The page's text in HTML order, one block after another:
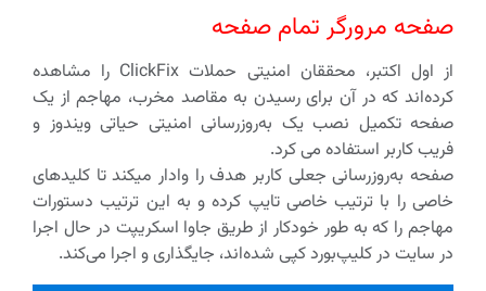
صفحه مرورگر تمام صفحه
از اول اکتبر، محققان امنیتی حملات ClickFix را مشاهده
کرده‌اند که در آن برای رسیدن به مقاصد مخرب، مهاجم از یک
صفحه تکمیل نصب یک به‌روزرسانی امنیتی حیاتی ویندوز و
فریب کاربر استفاده می کرد.
صفحه به‌روزرسانی جعلی کاربر هدف را وادار میکند تا کلیدهای
خاصی را با ترتیب خاصی تایپ کرده و به این ترتیب دستورات
مهاجم را که به طور خودکار از طریق جاوا اسکریپت در حال اجرا
در سایت در کلیپ‌بورد کپی شده‌اند، جایگذاری و اجرا می‌کند.